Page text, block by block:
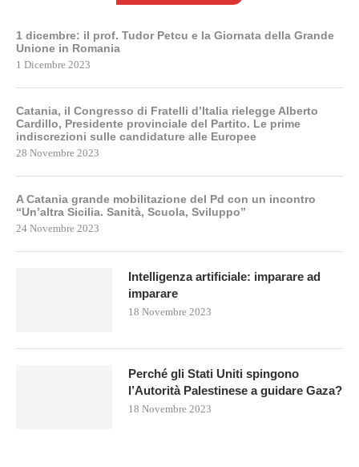
1 dicembre: il prof. Tudor Petcu e la Giornata della Grande
Unione in Romania
1 Dicembre 2023
Catania, il Congresso di Fratelli d’Italia rielegge Alberto
Cardillo, Presidente provinciale del Partito. Le prime
indiscrezioni sulle candidature alle Europee
28 Novembre 2023
A Catania grande mobilitazione del Pd con un incontro
“Un’altra Sicilia. Sanità, Scuola, Sviluppo”
24 Novembre 2023
Intelligenza artificiale: imparare ad
imparare
18 Novembre 2023
Perché gli Stati Uniti spingono
l’Autorità Palestinese a guidare Gaza?
18 Novembre 2023